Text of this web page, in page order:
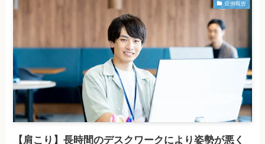
症例報告
【肩こり】長時間のデスクワークにより姿勢が悪く